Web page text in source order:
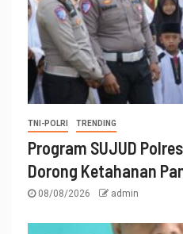
TNI-POLRI TRENDING
Program SUJUD
Dorong Ketahanan
08/08/2026 admin